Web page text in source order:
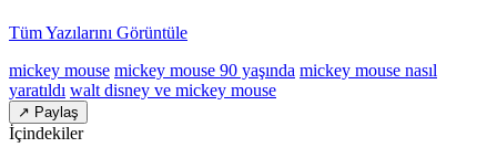
Tüm Yazılarını Görüntüle
mickey mouse mickey mouse 90 yaşında mickey mouse nasıl
yaratıldı walt disney ve mickey mouse
↗ Paylaş
İçindekiler